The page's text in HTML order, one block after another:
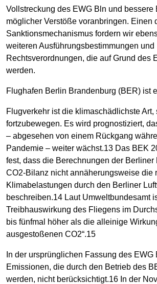
Vollstreckung des EWG Bln und bessere
möglicher Verstöße voranbringen. Einen
Sanktionsmechanismus fordern wir
weiteren Ausführungsbestimmungen und
Rechtsverordnungen, die auf Grund des
werden.
Flughafen Berlin Brandenburg (BER) ist
Flugverkehr ist die klimaschädlichste Art,
fortzubewegen. Es wird prognostiziert,
– abgesehen von einem Rückgang
Pandemie – weiter wächst.13 Das BEK
fest, dass die Berechnungen der Berliner
CO2-Bilanz nicht annäherungsweise die
Klimabelastungen durch den Berliner
beschreiben.14 Laut Umweltbundesamt
Treibhauswirkung des Fliegens im
bis fünfmal höher als die alleinige
ausgestoßenen CO2“.15
In der ursprünglichen Fassung des EWG
Emissionen, die durch den Betrieb des
werden, nicht berücksichtigt.16 In der